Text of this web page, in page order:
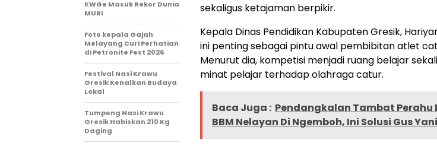
sekaligus ketajaman berpikir.
Kepala Dinas Pendidikan Kabupaten Gresik,
ini penting sebagai pintu awal pembibitan atlet
Menurut dia, kompetisi menjadi ruang belajar
minat pelajar terhadap olahraga catur.
Baca Juga : Pendangkalan Tambat Perahu
BBM Nelayan Di Ngemboh, Ini Solusi Gus Yani
KWGe Masuk Rekor Dunia
MURI
Foto kepala Gajah
Melayang Curi Perhatian
di Petronite Fest 2026
Festival Nasi Krawu
Gresik Kenalkan Budaya
Lokal
Tumpeng Nasi Krawu
Gresik Habiskan 210 Kg
Daging